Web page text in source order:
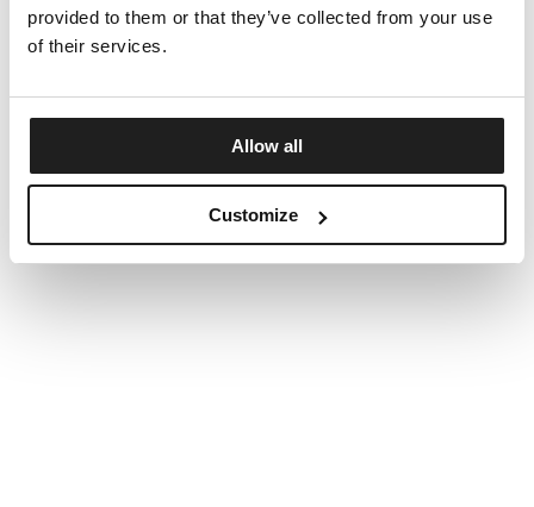
provided to them or that they’ve collected from your use
of their services.
Allow all
Customize